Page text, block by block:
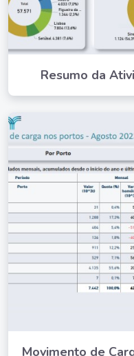
Resumo da
Movimento de